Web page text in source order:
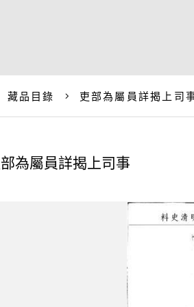
藏品目錄 吏部為屬員詳揭上司
為屬員詳揭上司事